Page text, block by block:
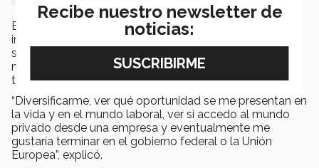
Entre sus planes a futuro se encuentra trabajar en la
iniciativa privada, pero también desempeñarse en el
sector público, ya sea en México u otra parte del
mundo, ya que considera no existen las fronteras para
trascender.
“Diversificarme, ver qué oportunidad se me presentan en
la vida y en el mundo laboral, ver si accedo al mundo
privado desde una empresa y eventualmente me
gustaría terminar en el gobierno federal o la Unión
Europea”, explicó.
Recibe nuestro newsletter de
noticias: